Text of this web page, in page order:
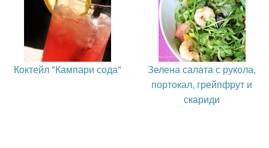
Коктейл "Кампари сода"
Зелена салата с рукола,
портокал, грейпфрут и
скариди